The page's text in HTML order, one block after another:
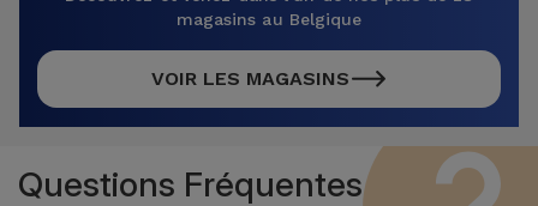
magasins au Belgique
VOIR LES MAGASINS
Questions Fréquentes